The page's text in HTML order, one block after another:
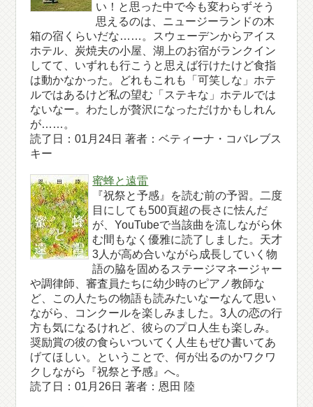
い！と思った中で今も変わらずそう
思えるのは、ニュージーランドの木
箱の宿くらいだな……。スウェーデンからアイス
ホテル、炭焼夫の小屋、湖上のお宿がランクイン
してて、いずれも行こうと思えば行けたけど食指
は動かなかった。どれもこれも「可笑しな」ホテ
ルではあるけど私の望む「ステキな」ホテルでは
ないなー。わたしが贅沢になっただけかもしれん
が……。
読了日：01月24日 著者：ベティーナ・コバレブス
キー
蜜蜂と遠雷
『祝祭と予感』を読む前の予習。二度
目にしても500頁超の長さに怯んだ
が、YouTubeで当該曲を流しながら休
む間もなく優雅に読了しました。天才
3人が高め合いながら成長していく物
語の脇を固めるステージマネージャー
や調律師、審査員たちに幼少時のピアノ教師な
ど、この人たちの物語も読みたいなーなんて思い
ながら、コンクールを楽しみました。3人の恋の行
方も気になるけれど、彼らのプロ人生も楽しみ。
奨励賞の彼の食らいついてく人生もぜひ書いてあ
げてほしい。ということで、何が出るのかワクワ
クしながら『祝祭と予感』へ。
読了日：01月26日 著者：恩田 陸